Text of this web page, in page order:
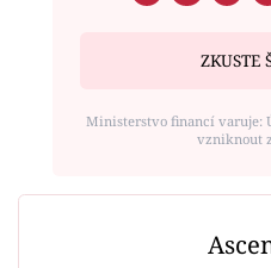
ZKUSTE
Ministerstvo financí varuje:
vzniknout